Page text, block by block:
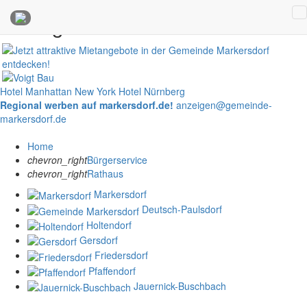
Anzeigen
Hotel Manhattan New York Hotel Nürnberg
Regional werben auf markersdorf.de! anzeigen@gemeinde-
markersdorf.de
Home
chevron_rightBürgerservice
chevron_rightRathaus
Markersdorf
Deutsch-Paulsdorf
Holtendorf
Gersdorf
Friedersdorf
Pfaffendorf
Jauernick-Buschbach